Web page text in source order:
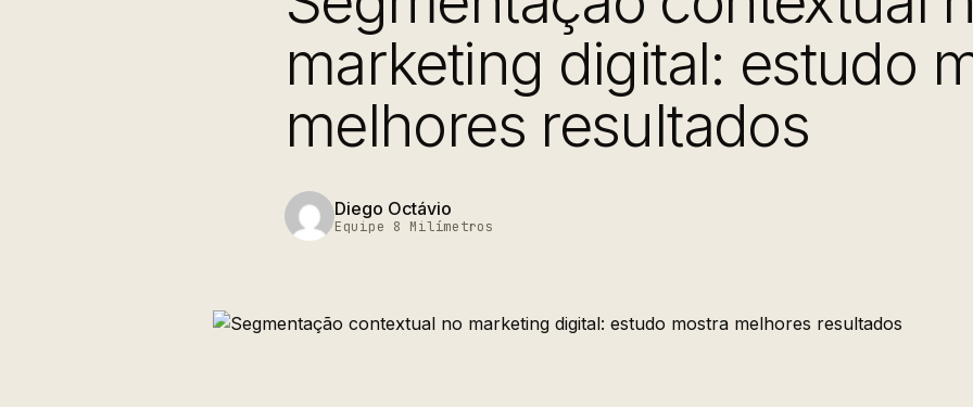
marketing digital: estudo
melhores resultados
Diego Octávio
Equipe 8 Milímetros